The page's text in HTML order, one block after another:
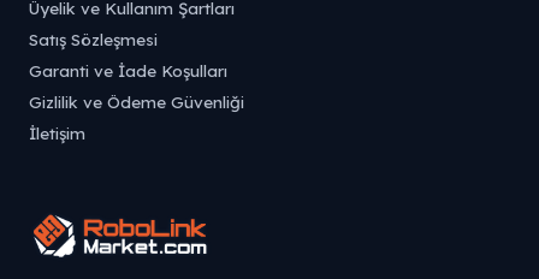
Üyelik ve Kullanım Şartları
Satış Sözleşmesi
Garanti ve İade Koşulları
Gizlilik ve Ödeme Güvenliği
İletişim